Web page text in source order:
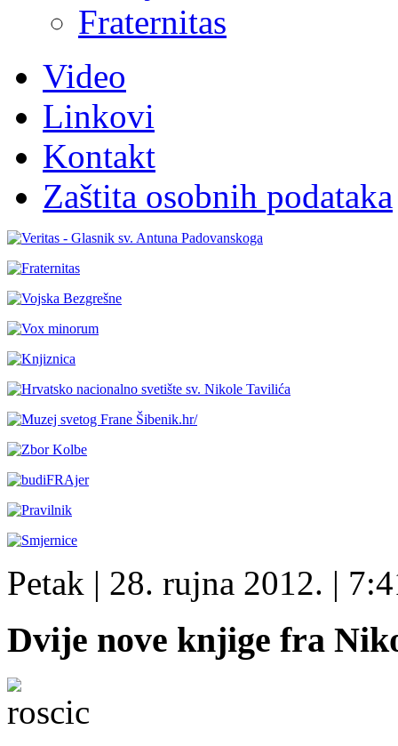
Fraternitas
Video
Linkovi
Kontakt
Zaštita osobnih podataka
Petak | 28. rujna 2012. |
Dvije nove knjige fra